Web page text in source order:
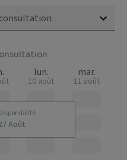
Août
lun.
10 août
mar.
11 août